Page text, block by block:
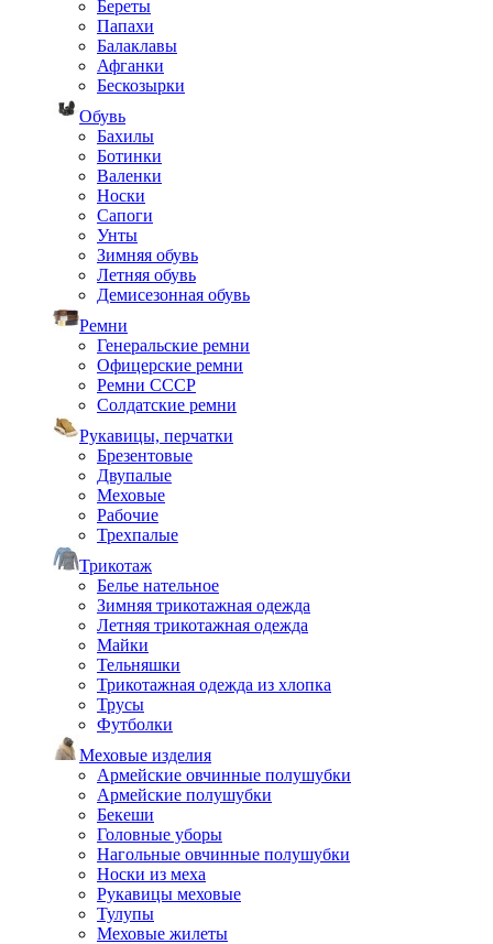
Береты
Папахи
Балаклавы
Афганки
Бескозырки
Обувь
Бахилы
Ботинки
Валенки
Носки
Сапоги
Унты
Зимняя обувь
Летняя обувь
Демисезонная обувь
Ремни
Генеральские ремни
Офицерские ремни
Ремни СССР
Солдатские ремни
Рукавицы, перчатки
Брезентовые
Двупалые
Меховые
Рабочие
Трехпалые
Трикотаж
Белье нательное
Зимняя трикотажная одежда
Летняя трикотажная одежда
Майки
Тельняшки
Трикотажная одежда из хлопка
Трусы
Футболки
Меховые изделия
Армейские овчинные полушубки
Армейские полушубки
Бекеши
Головные уборы
Нагольные овчинные полушубки
Носки из меха
Рукавицы меховые
Тулупы
Меховые жилеты